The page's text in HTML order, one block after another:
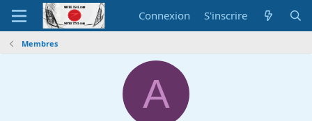
Connexion S'inscrire
Membres
A